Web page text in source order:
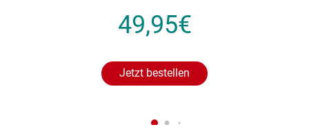
49,95€
Jetzt bestellen